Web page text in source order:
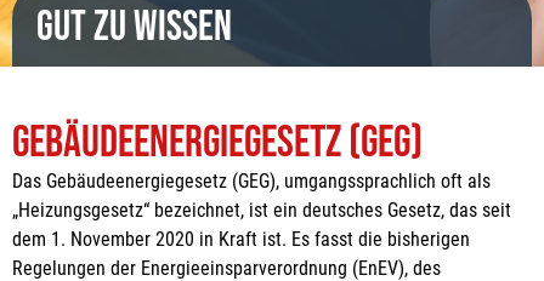
Gut zu wissen
Gebäude­energie­gesetz (GEG)
Das Gebäudeenergiegesetz (GEG), umgangssprachlich oft als
„Heizungsgesetz“ bezeichnet, ist ein deutsches Gesetz, das seit
dem 1. November 2020 in Kraft ist. Es fasst die bisherigen
Regelungen der Energieeinsparverordnung (EnEV), des